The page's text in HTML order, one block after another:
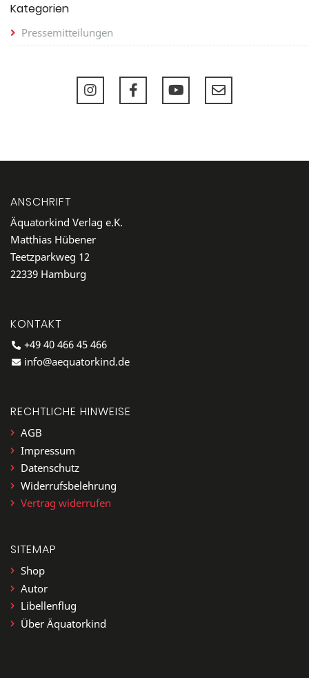
Kategorien
Pressemitteilungen
ANSCHRIFT
Äquatorkind Verlag e.K.
Matthias Hübener
Teetzparkweg 12
22339 Hamburg
KONTAKT
+49 40 466 45 466
info@aequatorkind.de
RECHTLICHE HINWEISE
AGB
Impressum
Datenschutz
Widerrufsbelehrung
Vertrag widerrufen
SITEMAP
Shop
Autor
Libellenflug
Über Äquatorkind